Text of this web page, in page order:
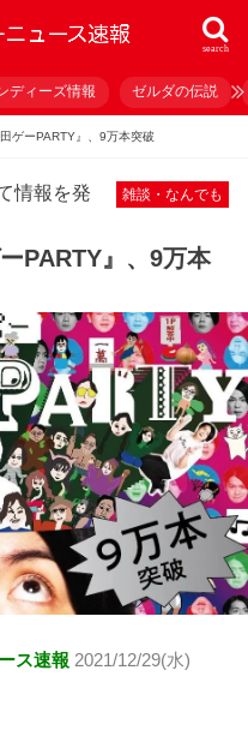
search
ディーズ情報 ゼルダの伝説
ゲーPARTY』、9万本突破
雑談・なんでも
情報を発
PARTY』、9万本
ス速報 2021/12/29(水)